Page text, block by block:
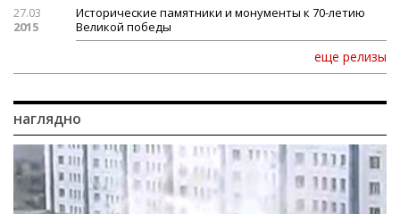
27.03
2015
Исторические памятники и монументы к 70-летию
Великой победы
еще релизы
наглядно